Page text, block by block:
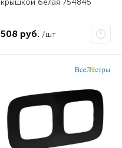
крышкой белая 754845
508 руб. /шт